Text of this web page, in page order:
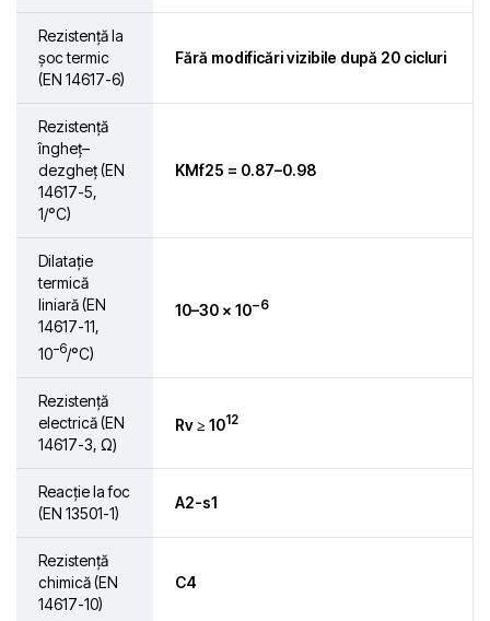
Rezistență la
șoc termic
(EN 14617-6)
Fără modificări vizibile după 20 cicluri
Rezistență
îngheț–
dezgheț (EN
14617-5,
1/°C)
KMf25 = 0.87–0.98
Dilatație
termică
liniară (EN
14617-11,
10−6/°C)
10–30 × 10−6
Rezistență
electrică (EN
14617-3, Ω)
Rv ≥ 1012
Reacție la foc
(EN 13501-1)
A2-s1
Rezistență
chimică (EN
14617-10)
C4